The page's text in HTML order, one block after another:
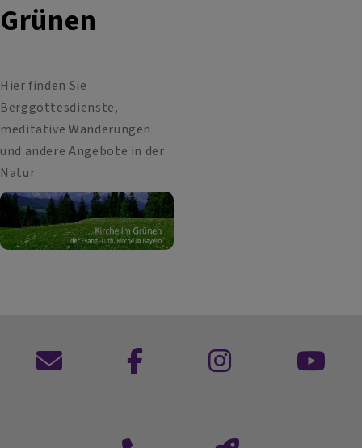
Grünen
Hier finden Sie
Berggottesdienste,
meditative Wanderungen
und andere Angebote in der
Natur
Kontaktformular